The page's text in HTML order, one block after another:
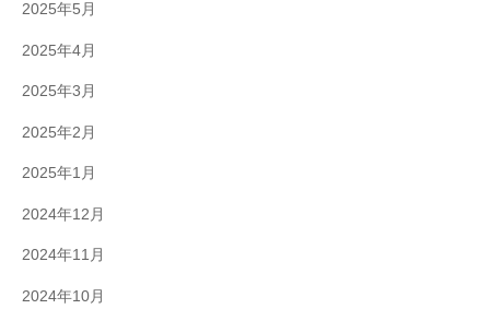
2025年5月
2025年4月
2025年3月
2025年2月
2025年1月
2024年12月
2024年11月
2024年10月